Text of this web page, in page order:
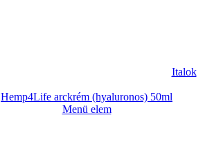
Italok
Hemp4Life arckrém (hyaluronos) 50ml
Menü elem